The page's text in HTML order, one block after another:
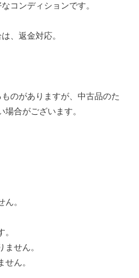
コンディションです。
、返金対応。
のがありますが、中古品のた
合がございます。
。
せん。
ん。